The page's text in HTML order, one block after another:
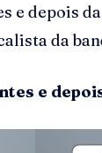
e depois
da
e